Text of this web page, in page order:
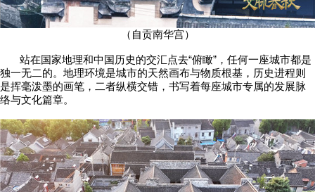
（自贡南华宫）
站在国家地理和中国历史的交汇点去“俯瞰”，任何一座城市都是
独一无二的。地理环境是城市的天然画布与物质根基，历史进程则
是挥毫泼墨的画笔，二者纵横交错，书写着每座城市专属的发展脉
络与文化篇章。